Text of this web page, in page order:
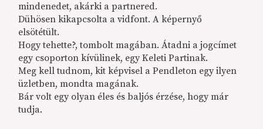
mindenedet, akárki a partnered.
Dühösen kikapcsolta a vidfont. A képernyő
elsötétült.
Hogy tehette?, tombolt magában. Átadni a jogcímet
egy csoporton kívülinek, egy Keleti Partinak.
Meg kell tudnom, kit képvisel a Pendleton egy ilyen
üzletben, mondta magának.
Bár volt egy olyan éles és baljós érzése, hogy már
tudja.